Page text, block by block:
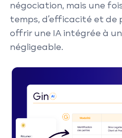
négociation, mais une
temps, d’efficacité et de
offrir une IA intégrée à
négligeable.